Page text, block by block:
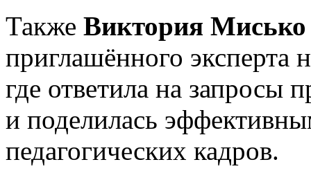
Также Виктория Мисько
приглашённого эксперта
где ответила на запросы
и поделилась
педагогических кадров.